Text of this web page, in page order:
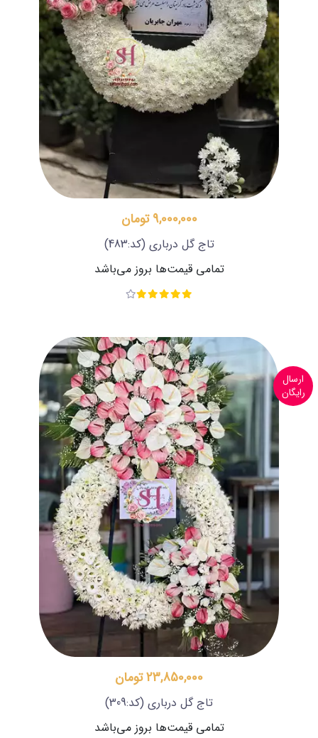
9,000,000 تومان
تاج گل درباری (کد:483)
تمامی قیمت‌ها بروز می‌باشد
ارسال
رایگان
23,850,000 تومان
تاج گل درباری (کد:309)
تمامی قیمت‌ها بروز می‌باشد